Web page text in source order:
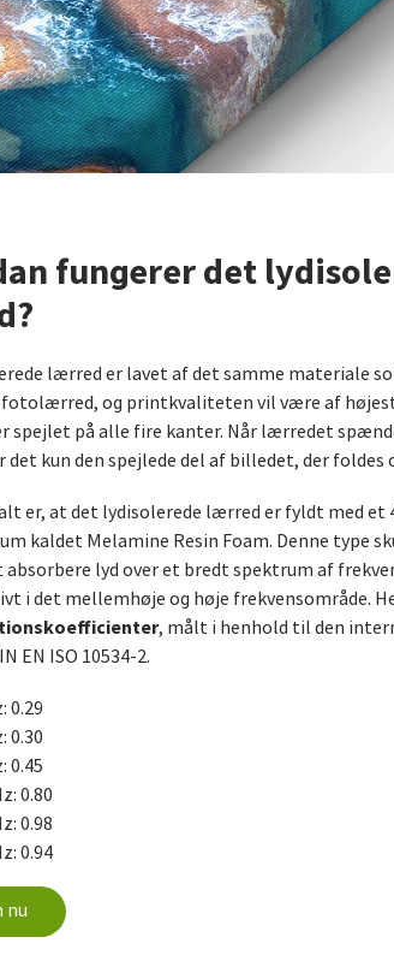
fungerer det
lærred er lavet af det samme materiale
fotolærred, og printkvaliteten vil være af
spejlet på alle fire kanter. Når lærredet
det kun den spejlede del af billedet, der foldes
er, at det lydisolerede lærred er fyldt med et
kaldet Melamine Resin Foam. Denne type
lyd over et bredt spektrum af
i det mellemhøje og høje frekvensområde.
, målt i henhold til den
EN ISO 10534-2.
0.29
0.30
0.45
0.80
0.98
0.94
nu